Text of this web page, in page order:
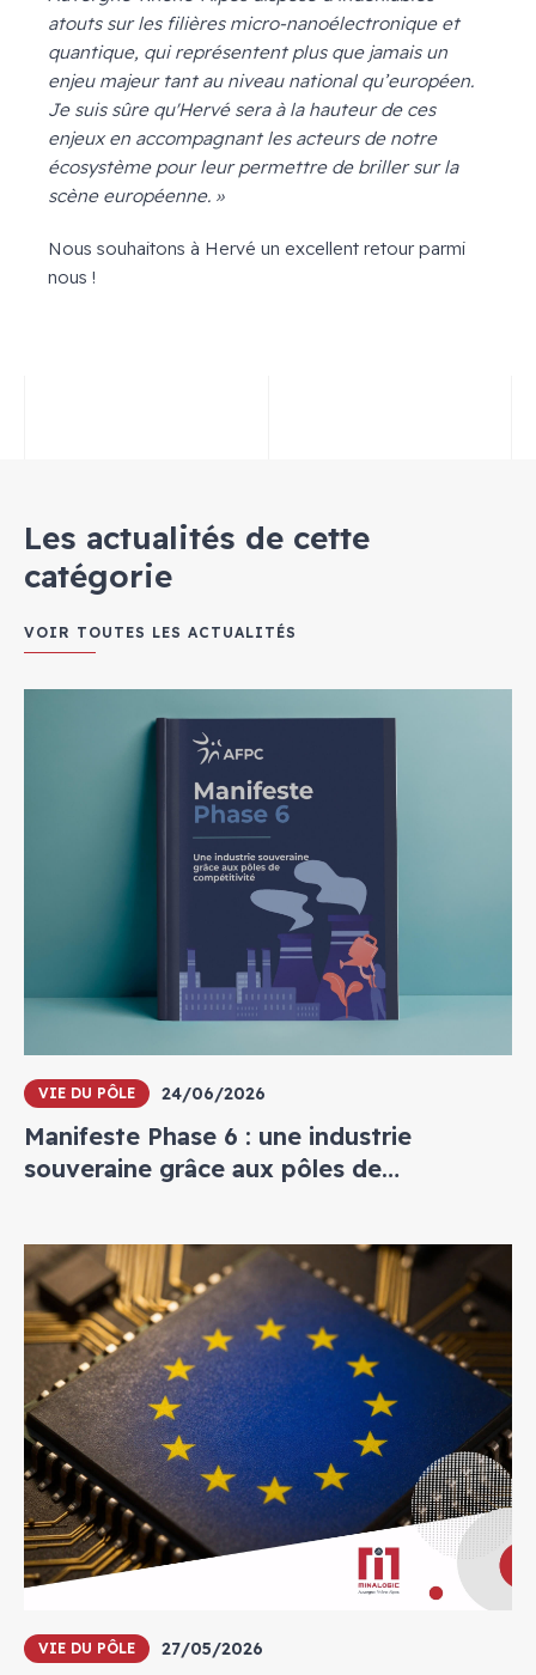
atouts sur les filières micro-nanoélectronique et
quantique, qui représentent plus que jamais un
enjeu majeur tant au niveau national qu’européen.
Je suis sûre qu'Hervé sera à la hauteur de ces
enjeux en accompagnant les acteurs de notre
écosystème pour leur permettre de briller sur la
scène européenne. »
Nous souhaitons à Hervé un excellent retour parmi
nous !
Les actualités de cette
catégorie
VOIR TOUTES LES ACTUALITÉS
VIE DU PÔLE 24/06/2026
Manifeste Phase 6 : une industrie
souveraine grâce aux pôles de
VIE DU PÔLE 27/05/2026